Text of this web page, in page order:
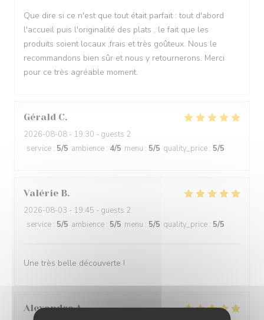
Que dire si ce n'est que tout était parfait : tout d'abord
l'accueil puis l'originalité des plats , le fait que les
produits soient locaux ,frais et très goûteux. Nous le
recommandons bien sûr et nous y retournerons. Merci
pour ce très agréable moment.
Gérald C
2026-08-08 - 19:30 - guests 2
service : 5/5 ambience : 4/5 menu : 5/5 quality_price : 5/5
Valérie B
2026-08-03 - 19:45 - guests 2
service : 5/5 ambience : 5/5 menu : 5/5 quality_price : 5/5
Une très belle découverte !
Alexandre A